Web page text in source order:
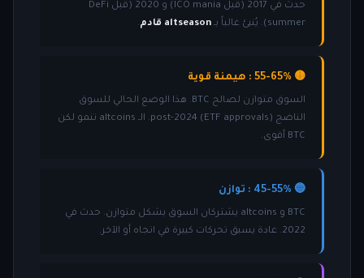
حدث في 2017 (قبل ICO mania) و 2020 (قبل DeFi
summer). يُنبئ غالباً بـ
altseason قادم .
🟡 55-65% : هيمنة قوية
السوق متوازن لصالح BTC. هذا الوضع الحالي للسوق
الناضج post-2024 (ETF approvals). الـ altcoins تنمو لكن
BTC أقوى.
🔵 45-55% : توازن
BTC و altcoins يشتركان السوق بشكل متوازن. حدث في
2022. عادة يسبق تحركات كبيرة في اتجاه أو الآخر.